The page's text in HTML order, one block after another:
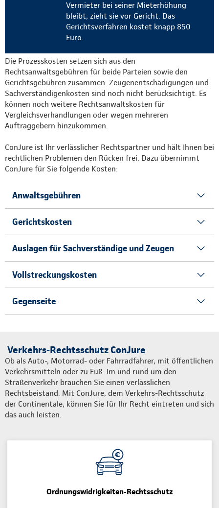
Vermieter bei seiner Mieterhöhung
bleibt, zieht sie vor Gericht. Das
Gerichtsverfahren kostet knapp 850
Euro.
Die Prozesskosten setzen sich aus den
Rechtsanwaltsgebühren für beide Parteien sowie den
Gerichtsgebühren zusammen. Zeugenentschädigungen und
Sachverständigenkosten sind noch nicht berücksichtigt. Es
können noch weitere Rechtsanwaltskosten für
Vergleichsverhandlungen oder wegen mehreren
Auftraggebern hinzukommen.
ConJure ist Ihr verlässlicher Rechtspartner und hält Ihnen bei
rechtlichen Problemen den Rücken frei. Dazu übernimmt
ConJure für Sie folgende Kosten:
Anwaltsgebühren
Gerichtskosten
Auslagen für Sachverständige und Zeugen
Vollstreckungskosten
Gegenseite
Verkehrs-Rechtsschutz ConJure
Ob als Auto-, Motorrad- oder Fahrradfahrer, mit öffentlichen
Verkehrsmitteln oder zu Fuß: Im und rund um den
Straßenverkehr brauchen Sie einen verlässlichen
Rechtsbeistand. Mit ConJure, dem Verkehrs-Rechtsschutz
der Continentale, können Sie für Ihr Recht eintreten und sich
das auch leisten.
Ordnungswidrigkeiten-Rechtsschutz